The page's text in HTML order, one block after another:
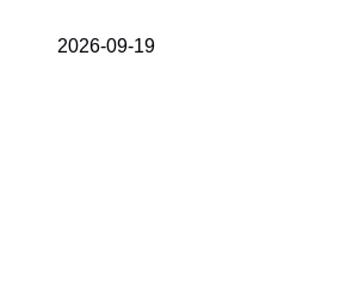
2026-09-19